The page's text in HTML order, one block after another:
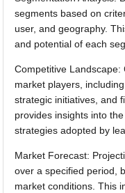
segments based on
user, and geography.
and potential of each
Competitive
market players,
strategic initiatives, and
provides insights into
strategies adopted by
Market Forecast:
over a specified period,
market conditions. This